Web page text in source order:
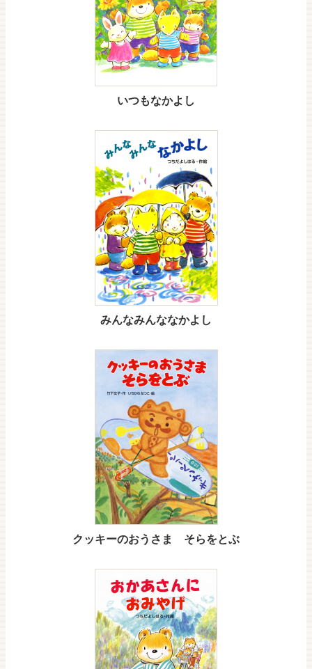
いつもなかよし
みんなみんななかよし
クッキーのおうさま そらをとぶ